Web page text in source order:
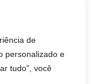
de
personalizado e
tudo", você
com sua mudança. Boas